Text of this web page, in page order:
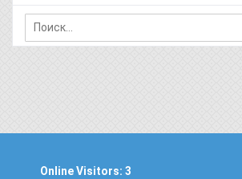
Online Visitors: 3